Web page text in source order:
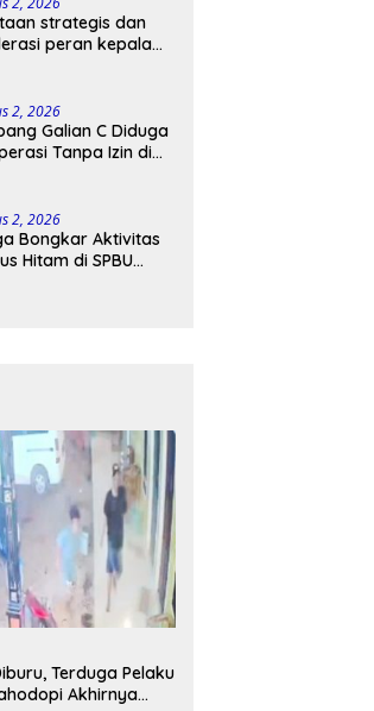
strategis dan
peran kepala
2, 2026
Galian C Diduga
Tanpa Izin di
2, 2026
Bongkar Aktivitas
Hitam di SPBU
Terduga Pelaku
Akhirnya